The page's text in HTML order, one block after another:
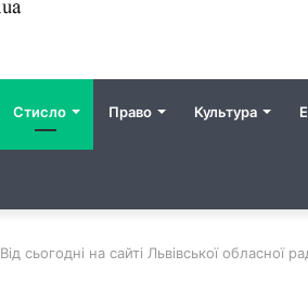
Стисло Право Культура
Від сьогодні на сайті Львівської обласної